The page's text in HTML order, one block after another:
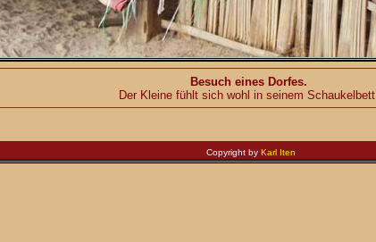
Besuch eines Dorfes.
Der Kleine fühlt sich wohl in seinem Schaukelbett.
Copyright by Karl Iten